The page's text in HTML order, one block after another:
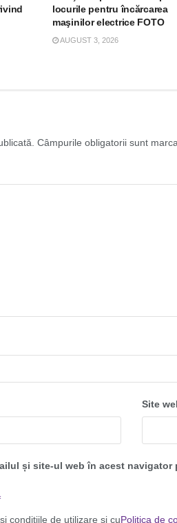
locurile pentru încărcarea
maşinilor electrice FOTO
AUGUST 3, 2026
Câmpurile obligatorii sunt
Site
și site-ul web în acest
condițiile de utilizare și cuPolitica de